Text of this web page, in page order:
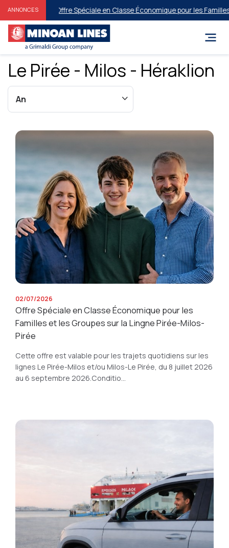
ANNONCESOffre Spéciale en Classe Économique pour les Familles et les
Le Pirée - Milos - Héraklion
02/07/2026
Offre Spéciale en Classe Économique pour les
Familles et les Groupes sur la Lingne Pirée-Milos-
Pirée
Cette offre est valable pour les trajets quotidiens sur les
lignes Le Pirée-Milos et/ou Milos-Le Pirée, du 8 juillet 2026
au 6 septembre 2026.Conditio...